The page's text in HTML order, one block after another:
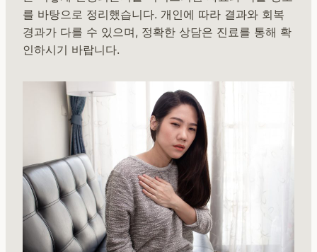
를 바탕으로 정리했습니다. 개인에 따라 결과와 회복
경과가 다를 수 있으며, 정확한 상담은 진료를 통해 확
인하시기 바랍니다.